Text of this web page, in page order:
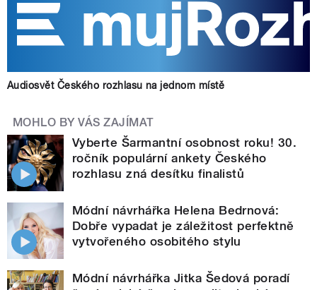
Audiosvět Českého rozhlasu na jednom místě
MOHLO BY VÁS ZAJÍMAT
Vyberte Šarmantní osobnost roku! 30.
ročník populární ankety Českého
rozhlasu zná desítku finalistů
Módní návrhářka Helena Bedrnová:
Dobře vypadat je záležitost perfektně
vytvořeného osobitého stylu
Módní návrhářka Jitka Šedová poradí